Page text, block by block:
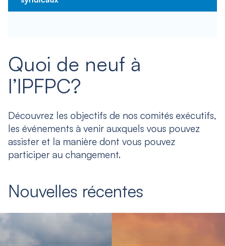
Quoi de neuf à
l’IPFPC?
Découvrez les objectifs de nos comités exécutifs,
les événements à venir auxquels vous pouvez
assister et la manière dont vous pouvez
participer au changement.
Nouvelles récentes